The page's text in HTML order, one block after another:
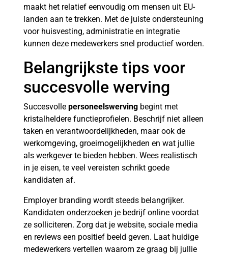
maakt het relatief eenvoudig om mensen uit EU-
landen aan te trekken. Met de juiste ondersteuning
voor huisvesting, administratie en integratie
kunnen deze medewerkers snel productief worden.
Belangrijkste tips voor
succesvolle werving
Succesvolle personeelswerving begint met
kristalheldere functieprofielen. Beschrijf niet alleen
taken en verantwoordelijkheden, maar ook de
werkomgeving, groeimogelijkheden en wat jullie
als werkgever te bieden hebben. Wees realistisch
in je eisen, te veel vereisten schrikt goede
kandidaten af.
Employer branding wordt steeds belangrijker.
Kandidaten onderzoeken je bedrijf online voordat
ze solliciteren. Zorg dat je website, sociale media
en reviews een positief beeld geven. Laat huidige
medewerkers vertellen waarom ze graag bij jullie